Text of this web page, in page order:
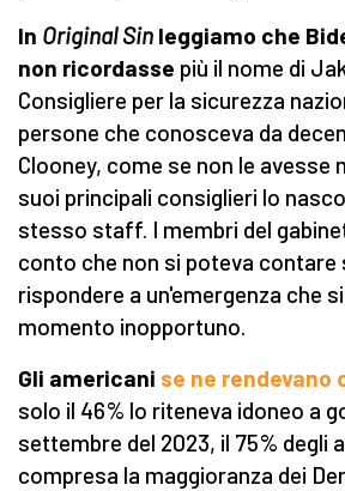
In Original Sin leggiamo che
non ricordasse più il nome di
Consigliere per la sicurezza
persone che conosceva da
Clooney, come se non le avesse
suoi principali consiglieri lo
stesso staff. I membri del
conto che non si poteva contare
rispondere a un'emergenza che
momento inopportuno.
Gli americani se ne rendevano
solo il 46% lo riteneva idoneo a
settembre del 2023, il 75% degli
compresa la maggioranza dei